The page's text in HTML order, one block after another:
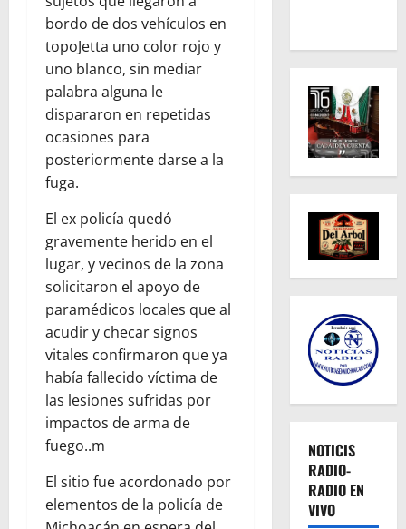
bordo de dos vehículos en
topoJetta uno color rojo y
uno blanco, sin mediar
palabra alguna le
dispararon en repetidas
ocasiones para
posteriormente darse a la
fuga.
El ex policía quedó
gravemente herido en el
lugar, y vecinos de la zona
solicitaron el apoyo de
paramédicos locales que al
acudir y checar signos
vitales confirmaron que ya
había fallecido víctima de
las lesiones sufridas por
impactos de arma de
fuego..m
El sitio fue acordonado por
elementos de la policía de
NOTICIS
RADIO-
RADIO EN
VIVO